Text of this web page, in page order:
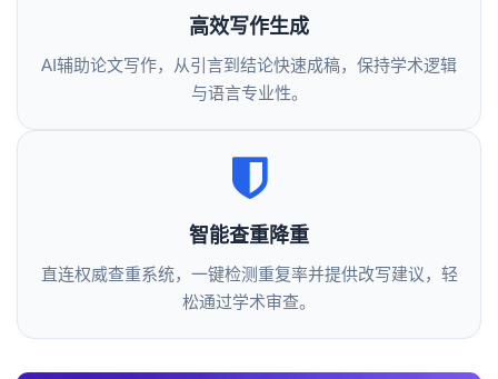
高效写作生成
AI辅助论文写作，从引言到结论快速成稿，保持学术逻辑
与语言专业性。
智能查重降重
直连权威查重系统，一键检测重复率并提供改写建议，轻
松通过学术审查。